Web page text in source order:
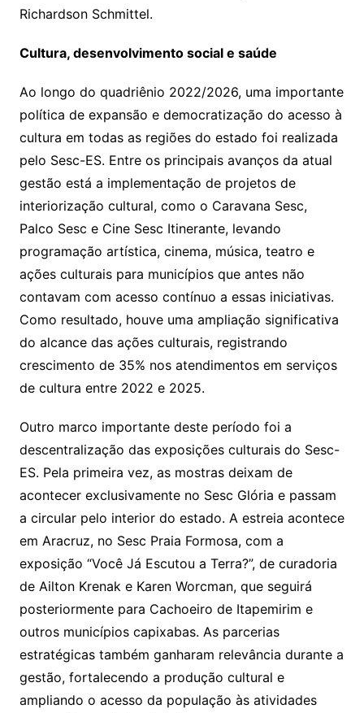
Richardson Schmittel.
Cultura, desenvolvimento social e saúde
Ao longo do quadriênio 2022/2026, uma importante
política de expansão e democratização do acesso à
cultura em todas as regiões do estado foi realizada
pelo Sesc-ES. Entre os principais avanços da atual
gestão está a implementação de projetos de
interiorização cultural, como o Caravana Sesc,
Palco Sesc e Cine Sesc Itinerante, levando
programação artística, cinema, música, teatro e
ações culturais para municípios que antes não
contavam com acesso contínuo a essas iniciativas.
Como resultado, houve uma ampliação significativa
do alcance das ações culturais, registrando
crescimento de 35% nos atendimentos em serviços
de cultura entre 2022 e 2025.
Outro marco importante deste período foi a
descentralização das exposições culturais do Sesc-
ES. Pela primeira vez, as mostras deixam de
acontecer exclusivamente no Sesc Glória e passam
a circular pelo interior do estado. A estreia acontece
em Aracruz, no Sesc Praia Formosa, com a
exposição “Você Já Escutou a Terra?”, de curadoria
de Ailton Krenak e Karen Worcman, que seguirá
posteriormente para Cachoeiro de Itapemirim e
outros municípios capixabas. As parcerias
estratégicas também ganharam relevância durante a
gestão, fortalecendo a produção cultural e
ampliando o acesso da população às atividades